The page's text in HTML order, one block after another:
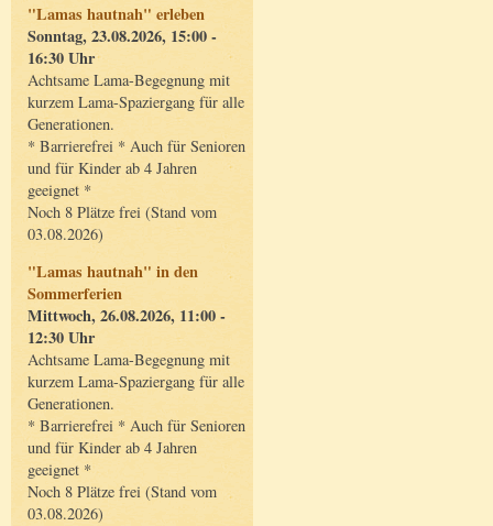
"Lamas hautnah" erleben
Sonntag, 23.08.2026, 15:00 -
16:30 Uhr
Achtsame Lama-Begegnung mit
kurzem Lama-Spaziergang für alle
Generationen.
* Barrierefrei * Auch für Senioren
und für Kinder ab 4 Jahren
geeignet *
Noch 8 Plätze frei (Stand vom
03.08.2026)
"Lamas hautnah" in den
Sommerferien
Mittwoch, 26.08.2026, 11:00 -
12:30 Uhr
Achtsame Lama-Begegnung mit
kurzem Lama-Spaziergang für alle
Generationen.
* Barrierefrei * Auch für Senioren
und für Kinder ab 4 Jahren
geeignet *
Noch 8 Plätze frei (Stand vom
03.08.2026)